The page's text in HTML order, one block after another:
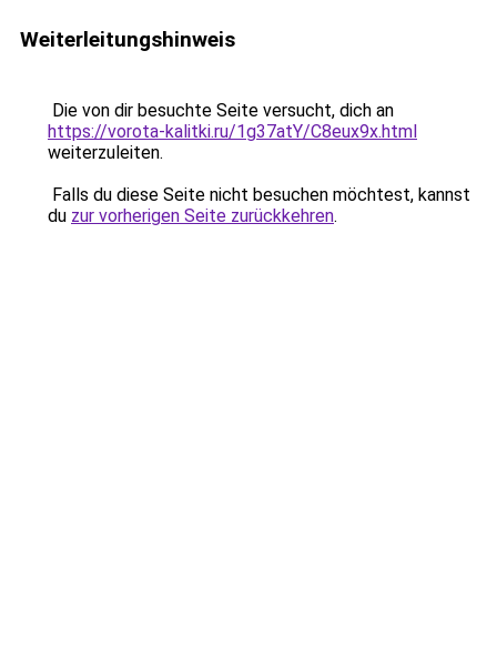
Weiterleitungshinweis
Die von dir besuchte Seite versucht, dich an
https://vorota-kalitki.ru/1g37atY/C8eux9x.html
weiterzuleiten.
Falls du diese Seite nicht besuchen möchtest, kannst
du zur vorherigen Seite zurückkehren.